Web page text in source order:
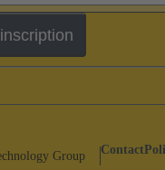
Group Contact